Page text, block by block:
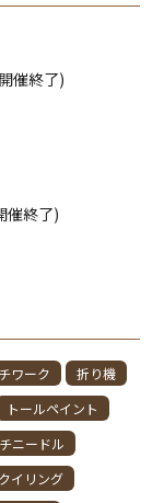
催終了)
催終了)
ワーク
折り機
トールペイント
ニードル
イリング